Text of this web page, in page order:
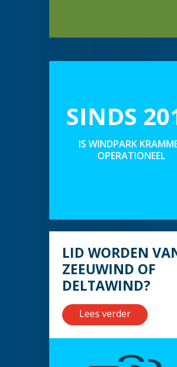
SINDS
IS WINDPARK
OPERATIONEEL
LID WORDEN
ZEEUWIND OF
DELTAWIND?
Lees verder